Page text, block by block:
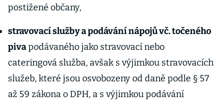
postižené občany,
stravovací služby a podávání nápojů vč. točeného
pivapodávaného jako stravovací nebo
cateringová služba, avšak s výjimkou stravovacích
služeb, které jsou osvobozeny od daně podle § 57
až 59 zákona o DPH, a s výjimkou podávání